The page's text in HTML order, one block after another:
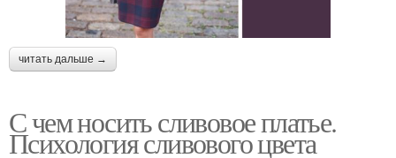
читать дальше →
С чем носить сливовое платье.
Психология сливового цвета